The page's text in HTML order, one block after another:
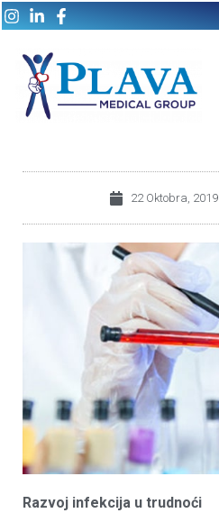
22 Oktobra, 2019
Razvoj infekcija u trudnoći